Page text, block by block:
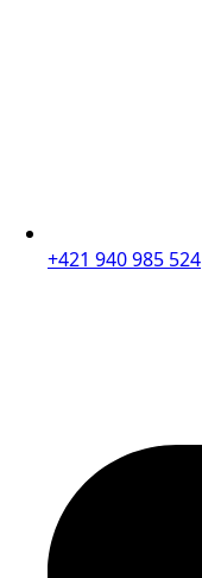
+421 940 985 524